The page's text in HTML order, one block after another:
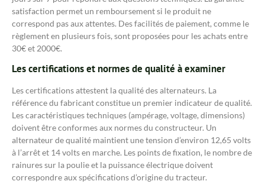
satisfaction permet un remboursement si le produit ne
correspond pas aux attentes. Des facilités de paiement, comme le
règlement en plusieurs fois, sont proposées pour les achats entre
30€ et 2000€.
Les certifications et normes de qualité à examiner
Les certifications attestent la qualité des alternateurs. La
référence du fabricant constitue un premier indicateur de qualité.
Les caractéristiques techniques (ampérage, voltage, dimensions)
doivent être conformes aux normes du constructeur. Un
alternateur de qualité maintient une tension d’environ 12,65 volts
à l’arrêt et 14 volts en marche. Les points de fixation, le nombre de
rainures sur la poulie et la puissance électrique doivent
correspondre aux spécifications d’origine du tracteur.